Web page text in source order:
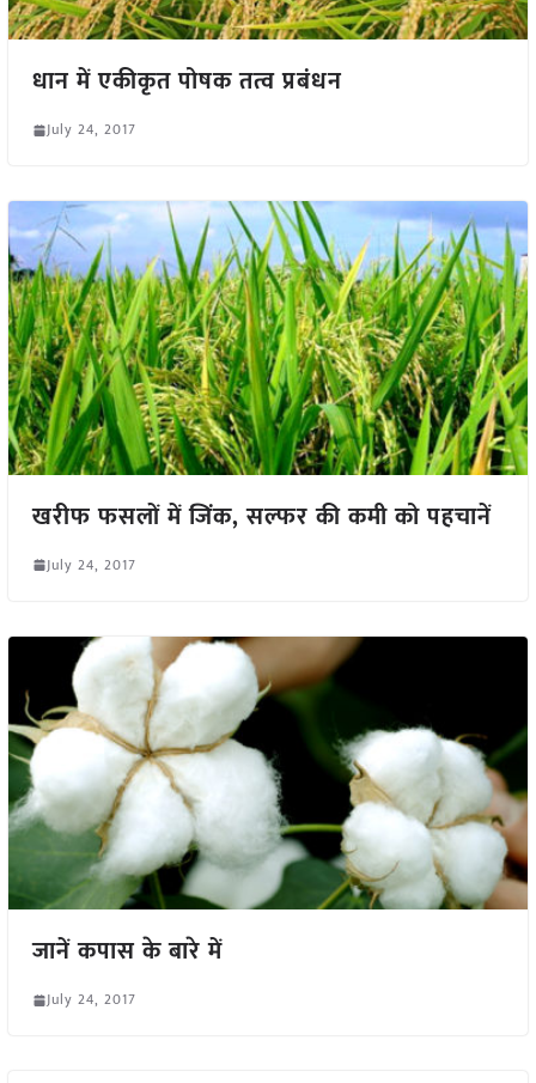
धान में एकीकृत पोषक तत्व प्रबंधन
July 24, 2017
खरीफ फसलों में जिंक, सल्फर की कमी को पहचानें
July 24, 2017
जानें कपास के बारे में
July 24, 2017